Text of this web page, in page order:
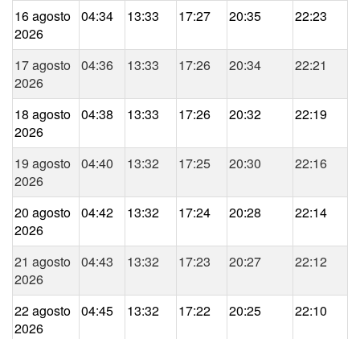
16 agosto
2026
04:34 13:33 17:27 20:35 22:23
17 agosto
2026
04:36 13:33 17:26 20:34 22:21
18 agosto
2026
04:38 13:33 17:26 20:32 22:19
19 agosto
2026
04:40 13:32 17:25 20:30 22:16
20 agosto
2026
04:42 13:32 17:24 20:28 22:14
21 agosto
2026
04:43 13:32 17:23 20:27 22:12
22 agosto
2026
04:45 13:32 17:22 20:25 22:10